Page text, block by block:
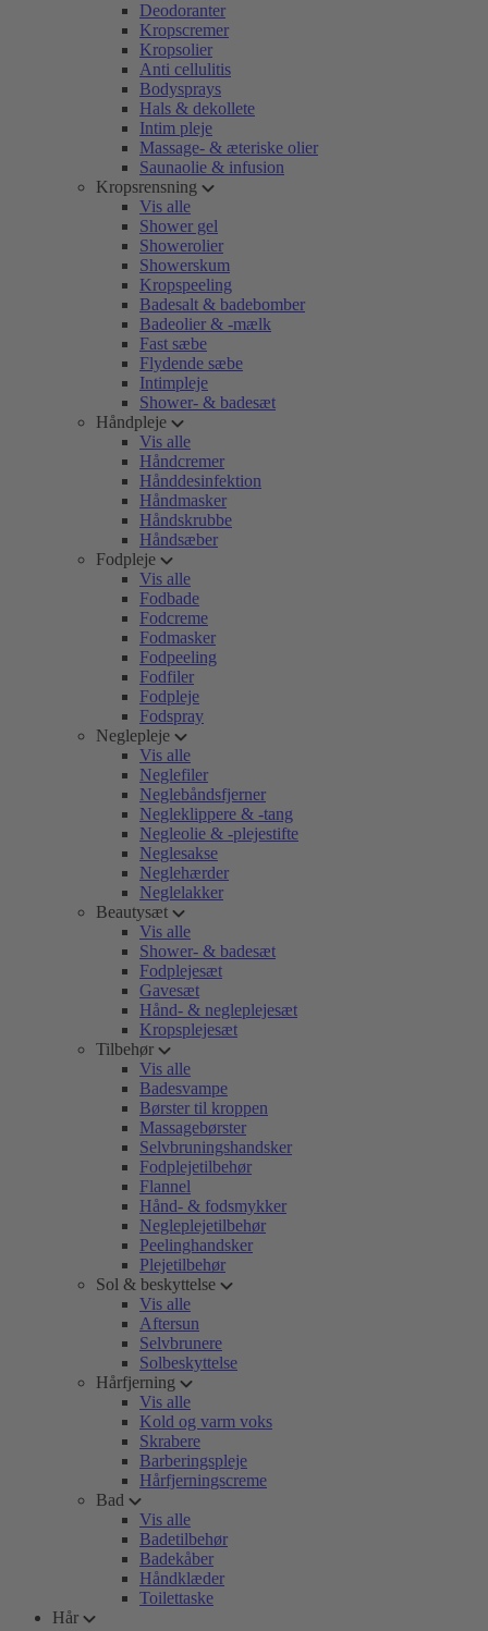
Deodoranter
Kropscremer
Kropsolier
Anti cellulitis
Bodysprays
Hals & dekollete
Intim pleje
Massage- & æteriske olier
Saunaolie & infusion
Kropsrensning
Vis alle
Shower gel
Showerolier
Showerskum
Kropspeeling
Badesalt & badebomber
Badeolier & -mælk
Fast sæbe
Flydende sæbe
Intimpleje
Shower- & badesæt
Håndpleje
Vis alle
Håndcremer
Hånddesinfektion
Håndmasker
Håndskrubbe
Håndsæber
Fodpleje
Vis alle
Fodbade
Fodcreme
Fodmasker
Fodpeeling
Fodfiler
Fodpleje
Fodspray
Neglepleje
Vis alle
Neglefiler
Neglebåndsfjerner
Negleklippere & -tang
Negleolie & -plejestifte
Neglesakse
Neglehærder
Neglelakker
Beautysæt
Vis alle
Shower- & badesæt
Fodplejesæt
Gavesæt
Hånd- & negleplejesæt
Kropsplejesæt
Tilbehør
Vis alle
Badesvampe
Børster til kroppen
Massagebørster
Selvbruningshandsker
Fodplejetilbehør
Flannel
Hånd- & fodsmykker
Negleplejetilbehør
Peelinghandsker
Plejetilbehør
Sol & beskyttelse
Vis alle
Aftersun
Selvbrunere
Solbeskyttelse
Hårfjerning
Vis alle
Kold og varm voks
Skrabere
Barberingspleje
Hårfjerningscreme
Bad
Vis alle
Badetilbehør
Badekåber
Håndklæder
Toilettaske
Hår